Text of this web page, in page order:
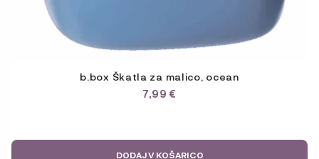
b.box Škatla za malico, ocean
7,99€
DODAJ V KOŠARICO